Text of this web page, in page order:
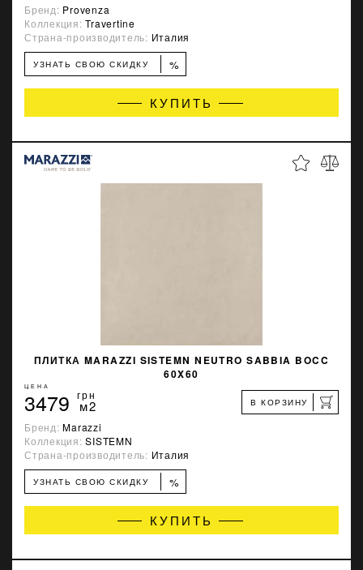
Бренд: Provenza
Коллекция:Travertine
Страна-производитель: Италия
УЗНАТЬ СВОЮ СКИДКУ %
КУПИТЬ
ПЛИТКА MARAZZI SISTEMN NEUTRO SABBIA BOCC
60X60
ЦЕНА
3479 грн
м2 В КОРЗИНУ
Бренд:Marazzi
Коллекция:SISTEMN
Страна-производитель: Италия
УЗНАТЬ СВОЮ СКИДКУ %
КУПИТЬ